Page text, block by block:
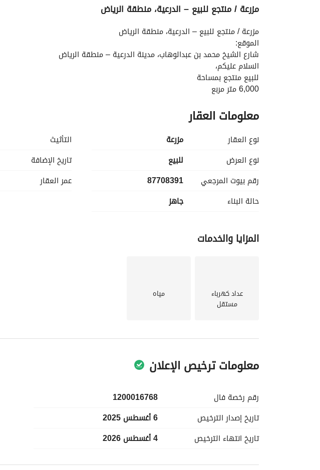
معلومات ترخيص الإعلان
مزرعة / منتجع للبيع – الدرعية، منطقة الرياض
مزرعة / منتجع للبيع – الدرعية، منطقة الرياض
الموقع:
شارع الشيخ محمد بن عبدالوهاب، مدينة الدرعية – منطقة الرياض
السلام عليكم،
للبيع منتجع بمساحة
6,000 متر مربع
المواصفات:
جميع التفاصيل موضحة في الصور والفيديو المرفق.
للاستفسار:
أبو مشعل – 0565255522
معلومات العقار
نوع العقار
مزرعة
نوع العرض
للبيع
رقم بيوت المرجعي
87708391
حالة البناء
جاهز
التأثيث
تاريخ الإضافة
عمر العقار
المزايا والخدمات
عداد كهرباء
مستقل
مياه
معلومات ترخيص الإعلان
رقم رخصة فال
1200016768
تاريخ إصدار الترخيص
6 أغسطس 2025
تاريخ انتهاء الترخيص 4 أغسطس 2026